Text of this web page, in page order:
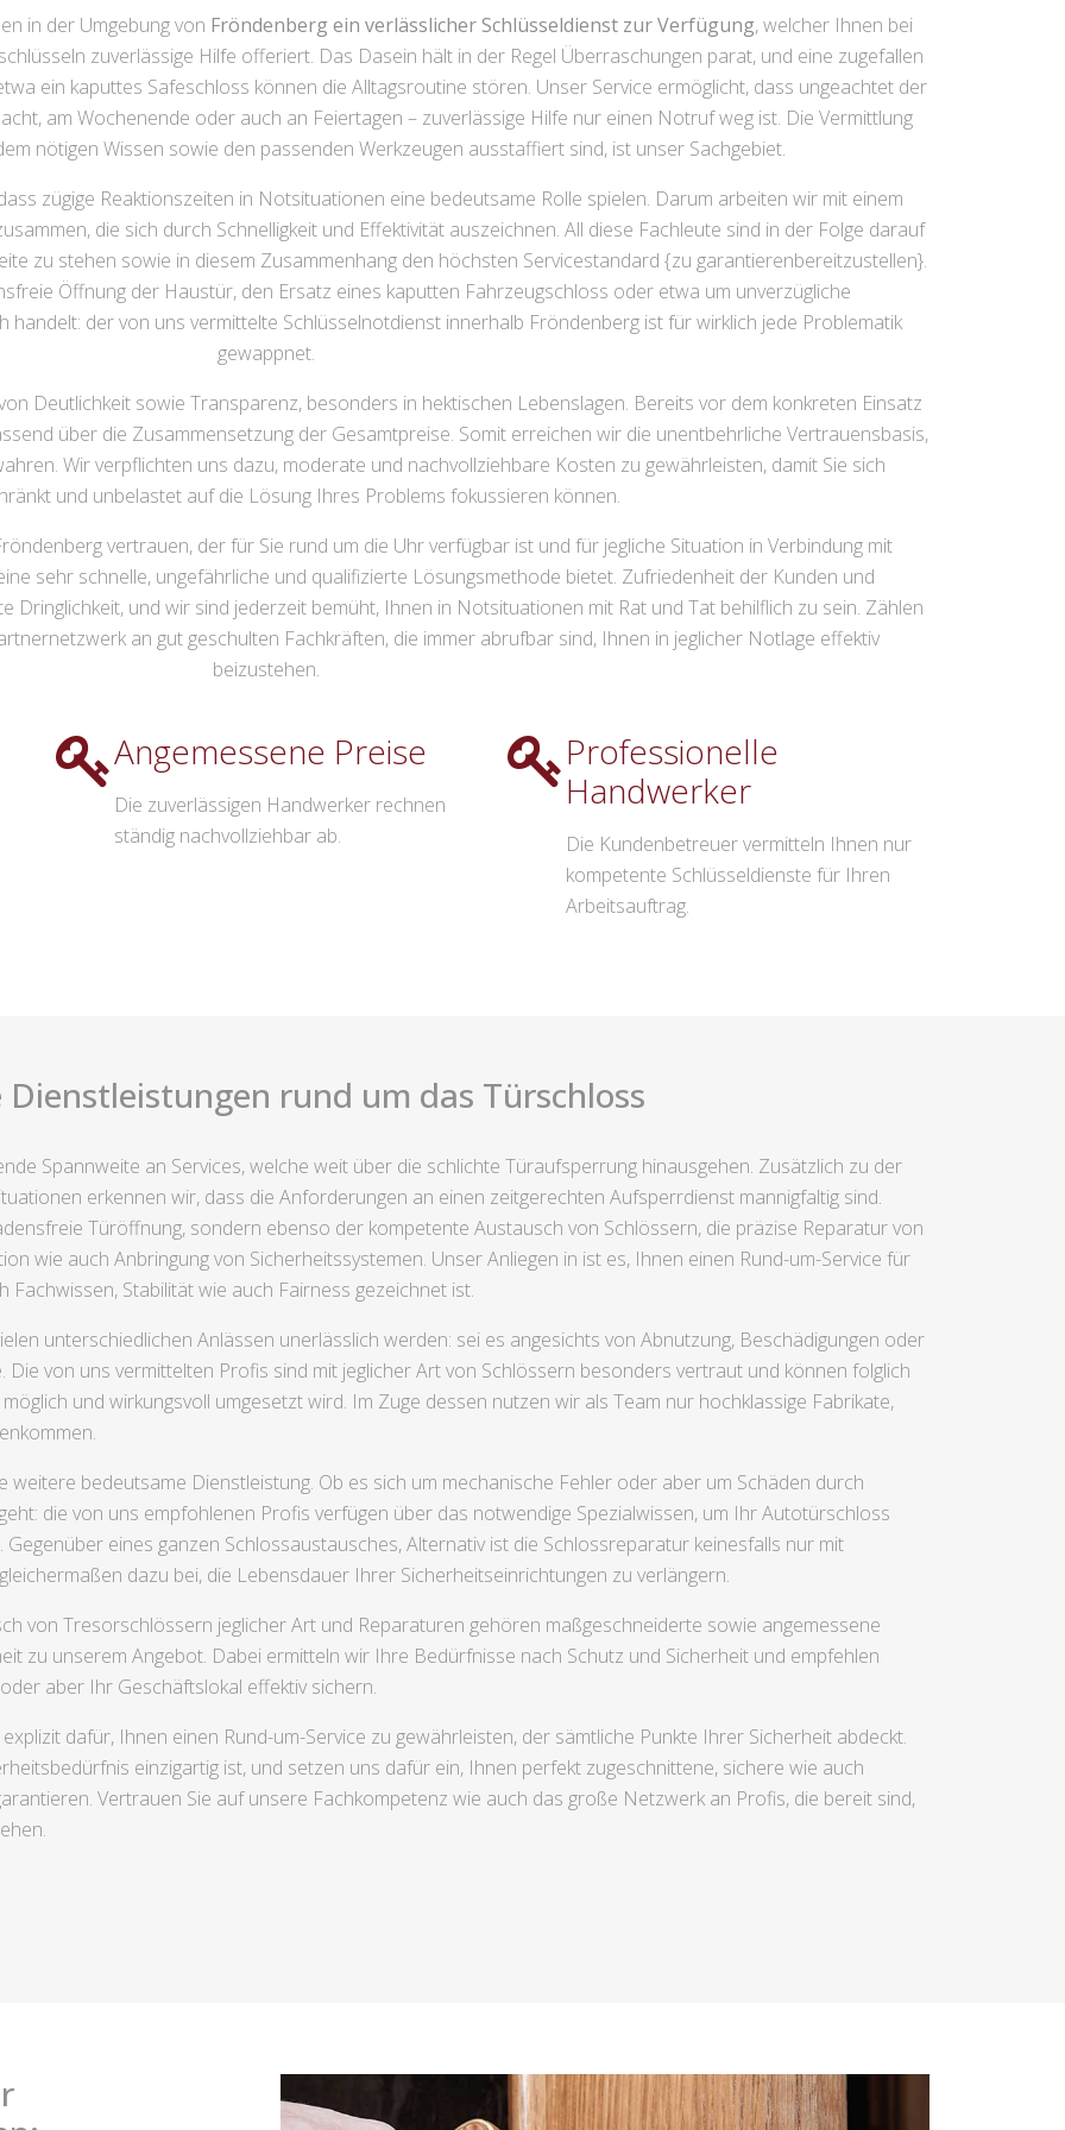
in der Umgebung von Fröndenberg ein verlässlicher Schlüsseldienst zur Verfügung, welcher Ihnen bei
zuverlässige Hilfe offeriert. Das Dasein hält in der Regel Überraschungen parat, und eine zugefallen
ein kaputtes Safeschloss können die Alltagsroutine stören. Unser Service ermöglicht, dass ungeachtet der
am Wochenende oder auch an Feiertagen – zuverlässige Hilfe nur einen Notruf weg ist. Die Vermittlung
nötigen Wissen sowie den passenden Werkzeugen ausstaffiert sind, ist unser Sachgebiet.
zügige Reaktionszeiten in Notsituationen eine bedeutsame Rolle spielen. Darum arbeiten wir mit einem
die sich durch Schnelligkeit und Effektivität auszeichnen. All diese Fachleute sind in der Folge darauf
zu stehen sowie in diesem Zusammenhang den höchsten Servicestandard {zu garantierenbereitzustellen}.
Öffnung der Haustür, den Ersatz eines kaputten Fahrzeugschloss oder etwa um unverzügliche
handelt: der von uns vermittelte Schlüsselnotdienst innerhalb Fröndenberg ist für wirklich jede Problematik
gewappnet.
Deutlichkeit sowie Transparenz, besonders in hektischen Lebenslagen. Bereits vor dem konkreten Einsatz
über die Zusammensetzung der Gesamtpreise. Somit erreichen wir die unentbehrliche Vertrauensbasis,
Wir verpflichten uns dazu, moderate und nachvollziehbare Kosten zu gewährleisten, damit Sie sich
und unbelastet auf die Lösung Ihres Problems fokussieren können.
vertrauen, der für Sie rund um die Uhr verfügbar ist und für jegliche Situation in Verbindung mit
sehr schnelle, ungefährliche und qualifizierte Lösungsmethode bietet. Zufriedenheit der Kunden und
und wir sind jederzeit bemüht, Ihnen in Notsituationen mit Rat und Tat behilflich zu sein. Zählen
an gut geschulten Fachkräften, die immer abrufbar sind, Ihnen in jeglicher Notlage effektiv
beizustehen.
Angemessene Preise
Die zuverlässigen Handwerker rechnen
ständig nachvollziehbar ab.
Professionelle
Handwerker
Die Kundenbetreuer vermitteln Ihnen nur
kompetente Schlüsseldienste für Ihren
Arbeitsauftrag.
Dienstleistungen rund um das Türschloss
Spannweite an Services, welche weit über die schlichte Türaufsperrung hinausgehen. Zusätzlich zu der
erkennen wir, dass die Anforderungen an einen zeitgerechten Aufsperrdienst mannigfaltig sind.
Türöffnung, sondern ebenso der kompetente Austausch von Schlössern, die präzise Reparatur von
wie auch Anbringung von Sicherheitssystemen. Unser Anliegen in ist es, Ihnen einen Rund-um-Service für
Stabilität wie auch Fairness gezeichnet ist.
unterschiedlichen Anlässen unerlässlich werden: sei es angesichts von Abnutzung, Beschädigungen oder
von uns vermittelten Profis sind mit jeglicher Art von Schlössern besonders vertraut und können folglich
und wirkungsvoll umgesetzt wird. Im Zuge dessen nutzen wir als Team nur hochklassige Fabrikate,
bedeutsame Dienstleistung. Ob es sich um mechanische Fehler oder aber um Schäden durch
die von uns empfohlenen Profis verfügen über das notwendige Spezialwissen, um Ihr Autotürschloss
eines ganzen Schlossaustausches, Alternativ ist die Schlossreparatur keinesfalls nur mit
dazu bei, die Lebensdauer Ihrer Sicherheitseinrichtungen zu verlängern.
von Tresorschlössern jeglicher Art und Reparaturen gehören maßgeschneiderte sowie angemessene
zu unserem Angebot. Dabei ermitteln wir Ihre Bedürfnisse nach Schutz und Sicherheit und empfehlen
aber Ihr Geschäftslokal effektiv sichern.
dafür, Ihnen einen Rund-um-Service zu gewährleisten, der sämtliche Punkte Ihrer Sicherheit abdeckt.
einzigartig ist, und setzen uns dafür ein, Ihnen perfekt zugeschnittene, sichere wie auch
Vertrauen Sie auf unsere Fachkompetenz wie auch das große Netzwerk an Profis, die bereit sind,